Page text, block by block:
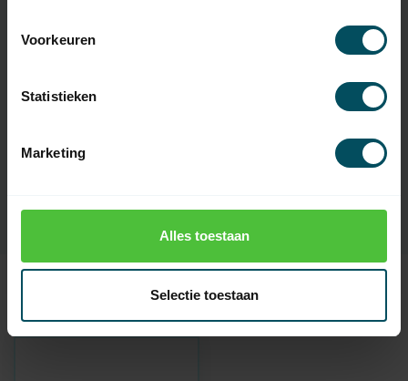
Voorkeuren
Statistieken
Marketing
Alles toestaan
Selectie toestaan
Artikelnummer
tbv buismotor